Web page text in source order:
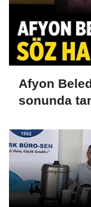
Afyon
sonunda